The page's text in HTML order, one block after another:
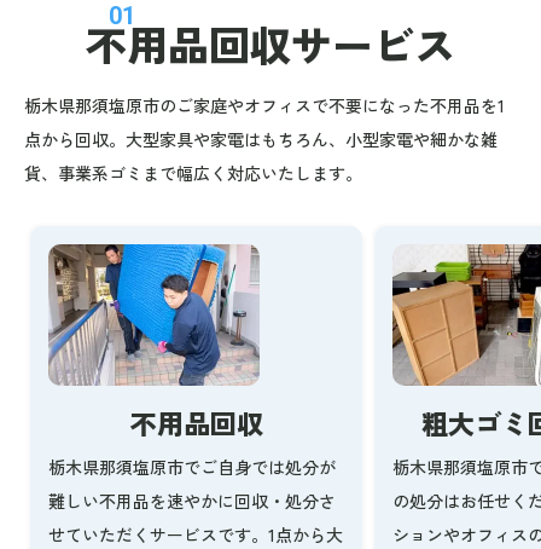
01
不用品回収サービス
栃木県那須塩原市のご家庭やオフィスで不要になった不用品を1
点から回収。大型家具や家電はもちろん、小型家電や細かな雑
貨、事業系ゴミまで幅広く対応いたします。
不用品回収
栃木県那須塩原市でご自身では処分が
難しい不用品を速やかに回収・処分さ
せていただくサービスです。1点から大
粗大ゴミ
栃木県那須塩原市
の処分はお任せく
ションやオフィス